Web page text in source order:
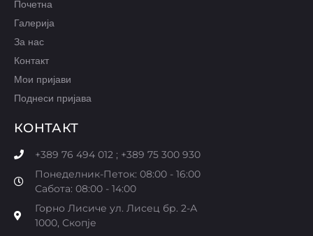
Почетна
Галерија
За нас
Контакт
Мои пријави
Поднеси пријава
КОНТАКТ
+389 76 494 012 ; +389 75 300 930
Понеделник-Петок: 08:00 - 16:00
Сабота: 08:00 - 14:00
Горно Лисиче ул. Лисец бр. 2-А
1000, Скопје